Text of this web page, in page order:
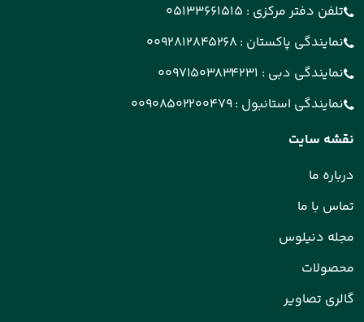
تلفن دفتر مرکزی : 05133661515
نمایندگی پاکستان : 0092812845268
نمایندگی دبی : 00971503834231
نمایندگی استانبول :00908502200479
نقشه سایت
درباره ما
تماس با ما
مجله دنیلوس
محصولات
گالری تصاویر